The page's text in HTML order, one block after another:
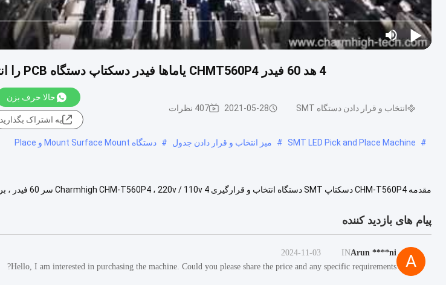
4 هد 60 فیدر CHMT560P4 یاماها فیدر دسکتاپ دستگاه PCB را انتخاب و قرار دهید
انتخاب و قرار دادن دستگاه SMT 2021-05-28 407 نظرات
حالا حرف بزن
به اشتراک بگذارید
#
SMT LED Pick and Place Machine
# میز انتخاب و قرار دادن جدول # دستگاه Mount Surface Mount و Place
پیام های بازدید کننده
A
Arun ****ni
IN
2024-11-03
Hello, I am interested in purchasing the machine. Could you please share the price and any specific requirements?